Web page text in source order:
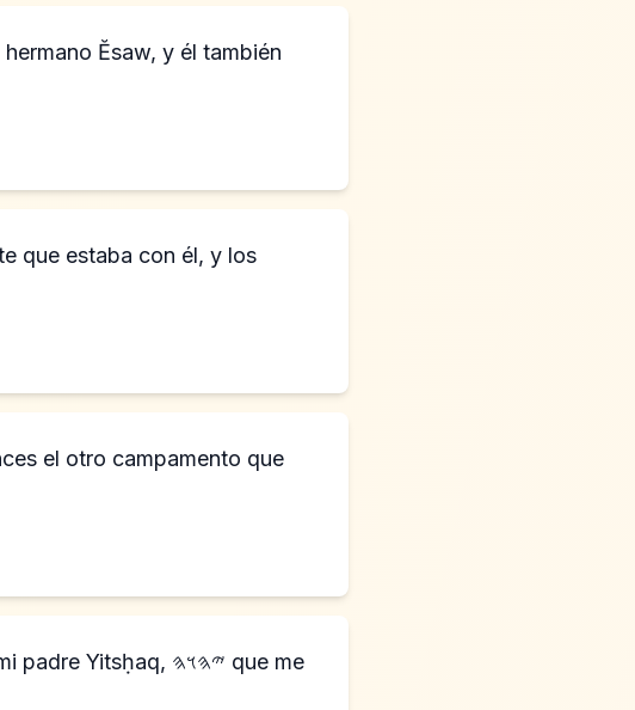
Ĕsaw, y él también
que estaba con él, y los
el otro campamento que
𐤉𐤄𐤅𐤄 que me